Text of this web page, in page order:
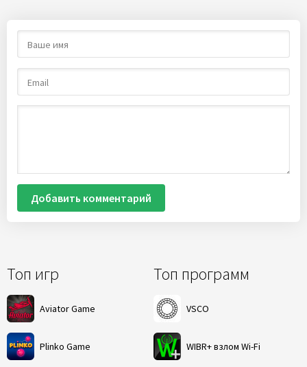
Топ игр
Aviator Game
Plinko Game
Топ программ
VSCO
WIBR+ взлом Wi-Fi
Добавить комментарий